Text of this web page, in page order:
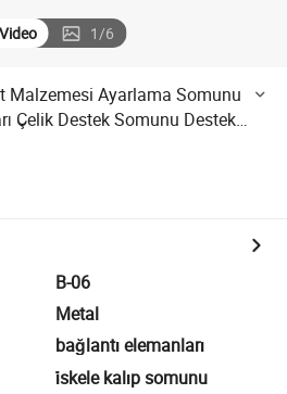
Video 1/6
Malzemesi Ayarlama Somunu
Çelik Destek Somunu Destek
B-06
Metal
bağlantı elemanları
i̇skele kalıp somunu